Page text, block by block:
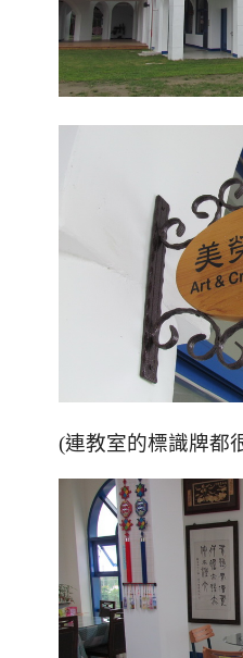
(連教室的標識牌都